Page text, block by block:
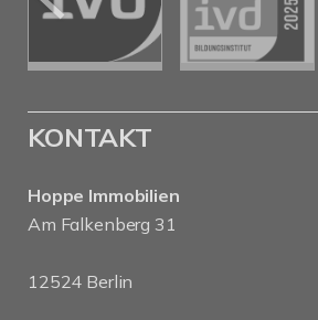
KONTAKT
Hoppe Immobilien
Am Falkenberg 31
12524 Berlin